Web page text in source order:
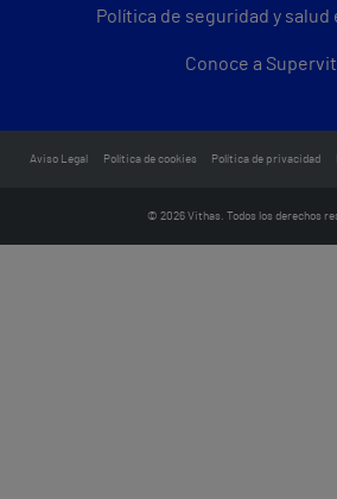
Política de seguridad y salud
Conoce a
Aviso Legal Política de cookies Política de privacidad
© 2026 Vithas. Todos los derechos